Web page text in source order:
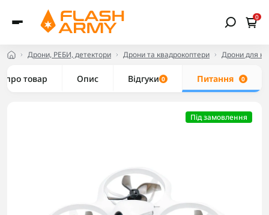
0
Дрони, РЕБИ, детектори Дрони та квадрокоптери Дрони для
про товар Опис Відгуки 0 Питання 0
Під замовлення